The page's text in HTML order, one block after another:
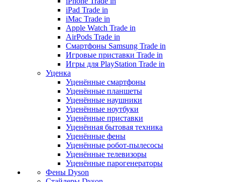
iPad Trade in
iMac Trade in
Apple Watch Trade in
AirPods Trade in
Смартфоны Samsung Trade in
Игровые приставки Trade in
Игры для PlayStation Trade in
Уценка
Уценённые смартфоны
Уценённые планшеты
Уценённые наушники
Уценённые ноутбуки
Уценённые приставки
Уценённая бытовая техника
Уценённые фены
Уценённые робот-пылесосы
Уценённые телевизоры
Уценённые парогенераторы
Фены Dyson